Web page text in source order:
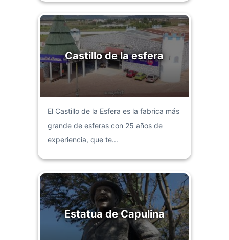
Castillo de la esfera
El Castillo de la Esfera es la fabrica más
grande de esferas con 25 años de
experiencia, que te...
Estatua de Capulina